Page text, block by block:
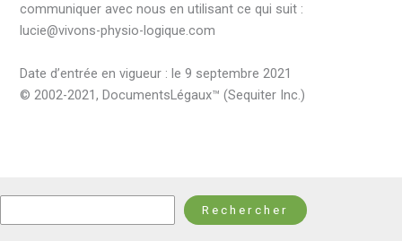
communiquer avec nous en utilisant ce qui suit :
lucie@vivons-physio-logique.com
Date d’entrée en vigueur : le 9 septembre 2021
© 2002-2021, DocumentsLégaux™ (Sequiter Inc.)
Rechercher
Rechercher